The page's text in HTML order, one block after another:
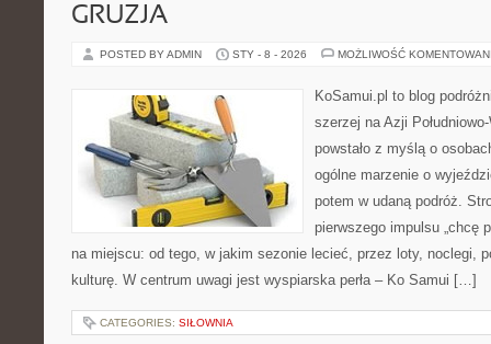
GRUZJA
POSTED BY ADMIN STY - 8 - 2026 MOŻLIWOŚĆ
KoSamui.pl to blog
szerzej na Azji
powstało z myślą o
ogólne marzenie o
potem w udaną podróż.
pierwszego impulsu „chcę
na miejscu: od tego, w jakim sezonie lecieć, przez loty, noclegi,
kulturę. W centrum uwagi jest wyspiarska perła – Ko Samui […]
CATEGORIES: SIŁOWNIA